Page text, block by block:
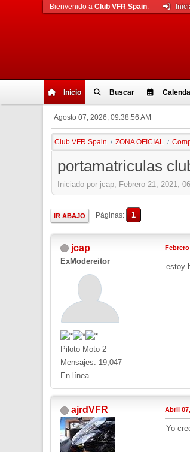
Inicio Buscar
Bienvenido a Club VFR Spain.
Agosto 07, 2026, 09:38:56 AM
Club VFR Spain / ZONA OFICIAL /
portamatriculas
Iniciado por jcap, Febrero 21, 2021,
IR ABAJO Páginas 1
jcap
ExModereitor
Piloto Moto 2
Mensajes: 19,047
En línea
Febrero
estoy
ajrdVFR Abril
Yo